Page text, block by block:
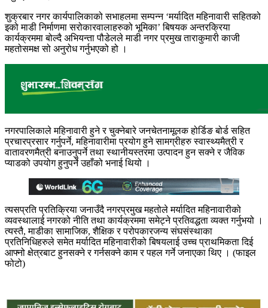
शुक्रबार नगर कार्यपालिकाको सभाहलमा सम्पन्न ‘मर्यादित महिनावारी सहितको
इको माडी निर्माणमा सरोकारवालाहरुको भूमिका’ बिषयक अन्तरक्रिया
कार्यक्रममा बोल्दै अभियन्ता पौडेलले माडी नगर प्रमुख ताराकुमारी काजी
महतोसमक्ष सो अनुरोध गर्नुभएको हो ।
नगरपालिकाले महिनावारी हुने र चुक्नेबारेजनचेतनामूलक होर्डिङ बोर्ड सहित
प्रचारप्रसार गर्नुपर्ने, महिनावारीमा प्रयोग हुने सामग्रीहरु स्वास्थ्यमैत्री र
वातावरणमैत्री बनाउनुपर्ने तथा स्थानीयस्तरमा उत्पादन हुन सक्ने र जैविक
प्याडको उपयोग हुनुपर्ने उहाँको भनाई थियो ।
त्यसप्रति प्रतिक्रिया जनाउँदै नगरप्रमुख महतोले मर्यादित महिनावारीको
व्यवस्थालाई नगरको नीति तथा कार्यक्रममा समेट्ने प्रतिवद्धता व्यक्त गर्नुभयो ।
त्यस्तै, माडीका सामाजिक, शैक्षिक र परोपकारजन्य संघसंस्थाका
प्रतिनिधिहरुले समेत मर्यादित महिनावारीको बिषयलाई उच्च प्राथमिकता दिई
आफ्नो क्षेत्रबाट हुनसक्ने र गर्नसक्ने काम र पहल गर्ने जनाएका थिए । (फाइल
फोटो)